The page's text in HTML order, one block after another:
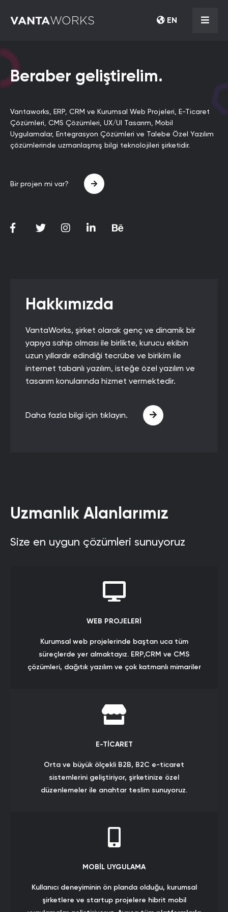
VANTAWORKS EN
Beraber geliştirelim.
Vantaworks, ERP, CRM ve Kurumsal Web Projeleri, E-Ticaret
Çözümleri, CMS Çözümleri, UX/UI Tasarım, Mobil
Uygulamalar, Entegrasyon Çözümleri ve Talebe Özel Yazılım
çözümlerinde uzmanlaşmış bilgi teknolojileri şirketidir.
Bir projen mi var?
Size özel çözümler.
Geliştirdiğimiz projelerde talebe en uygun teknolojileri
kullanarak yazılımsal olarak süreklilik ve yenilenebilirlik
unsurlarına önem veriyoruz. Ayrıca, kullanıcı deneyimine en
doğru cevapları verebilecek ve doğru mesajı kullanıcıya
Hakkımızda
VantaWorks, şirket olarak genç ve dinamik bir
yapıya sahip olması ile birlikte, kurucu ekibin
uzun yıllardır edindiği tecrübe ve birikim ile
internet tabanlı yazılım, isteğe özel yazılım ve
tasarım konularında hizmet vermektedir.
Daha fazla bilgi için tıklayın.
Uzmanlık Alanlarımız
Size en uygun çözümleri sunuyoruz
WEB PROJELERİ
Kurumsal web projelerinde baştan uca tüm
süreçlerde yer almaktayız. ERP,CRM ve CMS
çözümleri, dağıtık yazılım ve çok katmanlı mimariler
E-TİCARET
Orta ve büyük ölçekli B2B, B2C e-ticaret
sistemlerini geliştiriyor, şirketinize özel
düzenlemeler ile anahtar teslim sunuyoruz.
MOBİL UYGULAMA
Kullanıcı deneyiminin ön planda olduğu, kurumsal
şirketlere ve startup projelere hibrit mobil